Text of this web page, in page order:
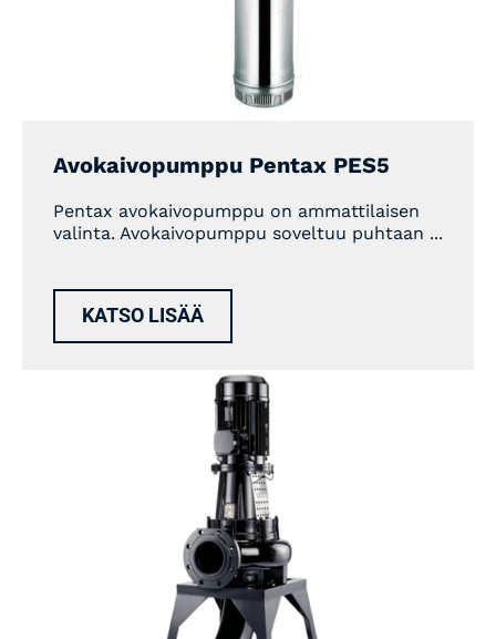
Avokaivopumppu Pentax PES5
Pentax avokaivopumppu on ammattilaisen
valinta. Avokaivopumppu soveltuu puhtaan ...
KATSO LISÄÄ